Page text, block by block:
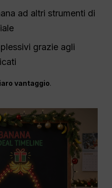
ad altri strumenti di
grazie agli
vantaggio.